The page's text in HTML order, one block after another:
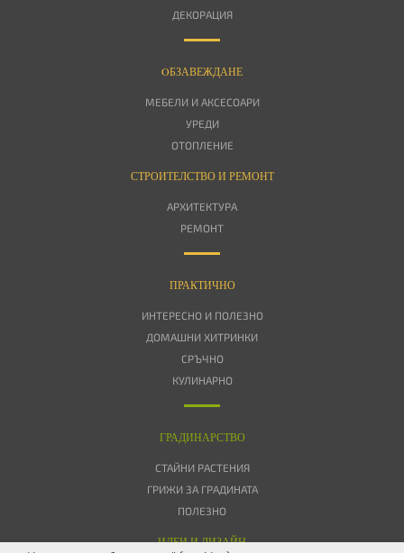
ДЕКОРАЦИЯ
OБЗАВЕЖДАНЕ
МЕБЕЛИ И АКСЕСОАРИ
УРЕДИ
ОТОПЛЕНИЕ
СТРОИТЕЛСТВО И РЕМОНТ
АРХИТЕКТУРА
РЕМОНТ
ПРАКТИЧНО
ИНТЕРЕСНО И ПОЛЕЗНО
ДОМАШНИ ХИТРИНКИ
СРЪЧНО
КУЛИНАРНО
ГРАДИНАРСТВО
СТАЙНИ РАСТЕНИЯ
ГРИЖИ ЗА ГРАДИНАТА
ПОЛЕЗНО
ИДЕИ И ДИЗАЙН